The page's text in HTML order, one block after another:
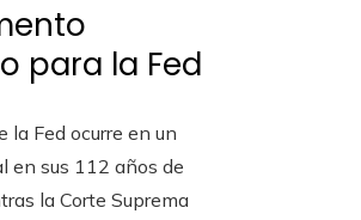
para la Fed
la Fed ocurre en un
en sus 112 años de
la Corte Suprema